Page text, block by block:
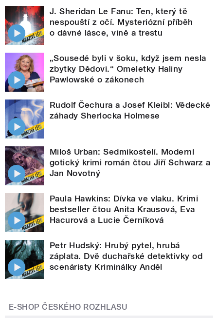
J. Sheridan Le Fanu: Ten, který tě
nespouští z očí. Mysteriózní příběh
o dávné lásce, vině a trestu
„Sousedé byli v šoku, když jsem nesla
zbytky Dědovi.“ Omeletky Haliny
Pawlowské o zákonech
Rudolf Čechura a Josef Kleibl: Vědecké
záhady Sherlocka Holmese
Miloš Urban: Sedmikostelí. Moderní
gotický krimi román čtou Jiří Schwarz a
Jan Novotný
Paula Hawkins: Dívka ve vlaku. Krimi
bestseller čtou Anita Krausová, Eva
Hacurová a Lucie Černíková
Petr Hudský: Hrubý pytel, hrubá
záplata. Dvě duchařské detektivky od
scenáristy Kriminálky Anděl
E-SHOP ČESKÉHO ROZHLASU